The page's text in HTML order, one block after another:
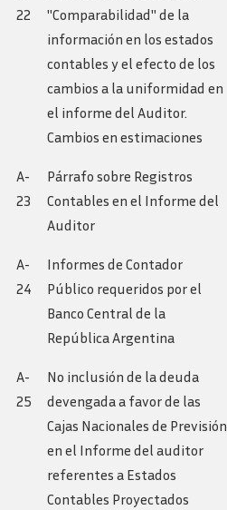
22
"Comparabilidad" de la
información en los estados
contables y el efecto de los
cambios a la uniformidad en
el informe del Auditor.
Cambios en estimaciones
A-
23
Párrafo sobre Registros
Contables en el Informe del
Auditor
A-
24
Informes de Contador
Público requeridos por el
Banco Central de la
República Argentina
A-
25
No inclusión de la deuda
devengada a favor de las
Cajas Nacionales de Previsión
en el Informe del auditor
referentes a Estados
Contables Proyectados